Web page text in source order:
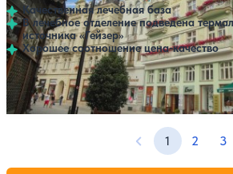
Качественная лечебная база
В лечебное отделение подведена
источника «Гейзер»
Хорошее соотношение цена-качество
Профилей лечения:3
Предыдущая
1 2 3